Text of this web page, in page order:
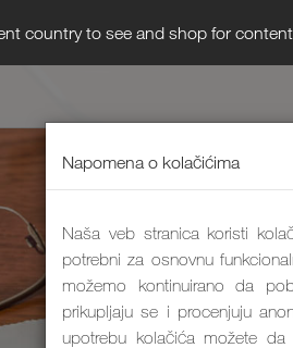
country to see and shop for
Napomena o kolačićima
Naša veb stranica koristi
potrebni za osnovnu
možemo kontinuirano da
prikupljaju se i procenjuju
upotrebu kolačića možete